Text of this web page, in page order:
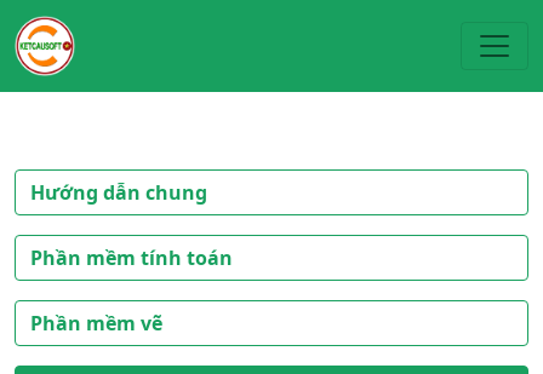
Hướng dẫn chung
Phần mềm tính toán
Phần mềm vẽ